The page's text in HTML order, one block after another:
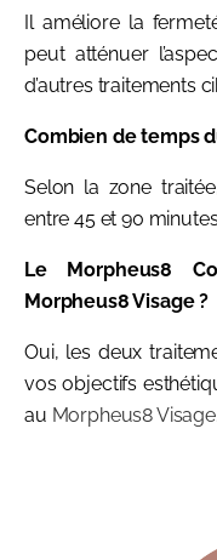
Il améliore la
peut atténuer
d’autres traitements
Combien de temps
Selon la zone
entre 45 et 90
Le Morpheus8
Morpheus8 Visage ?
Oui, les deux
vos objectifs
au Morpheus8 Visage.